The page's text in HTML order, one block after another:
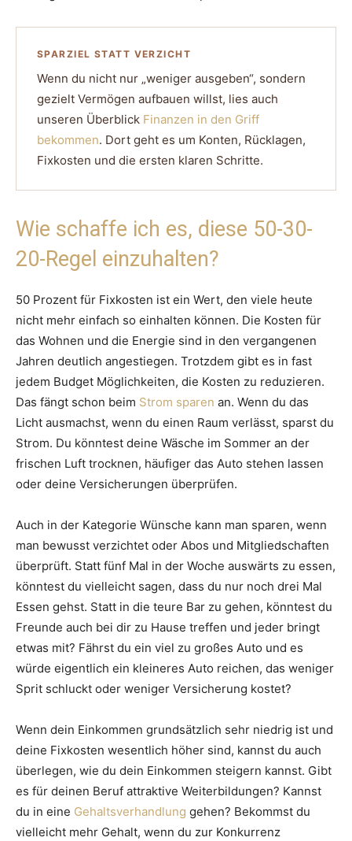
SPARZIEL STATT VERZICHT
Wenn du nicht nur „weniger ausgeben“, sondern
gezielt Vermögen aufbauen willst, lies auch
unseren Überblick Finanzen in den Griff
bekommen. Dort geht es um Konten, Rücklagen,
Fixkosten und die ersten klaren Schritte.
Wie schaffe ich es, diese 50-30-
20-Regel einzuhalten?
50 Prozent für Fixkosten ist ein Wert, den viele heute
nicht mehr einfach so einhalten können. Die Kosten für
das Wohnen und die Energie sind in den vergangenen
Jahren deutlich angestiegen. Trotzdem gibt es in fast
jedem Budget Möglichkeiten, die Kosten zu reduzieren.
Das fängt schon beim Strom sparen an. Wenn du das
Licht ausmachst, wenn du einen Raum verlässt, sparst du
Strom. Du könntest deine Wäsche im Sommer an der
frischen Luft trocknen, häufiger das Auto stehen lassen
oder deine Versicherungen überprüfen.
Auch in der Kategorie Wünsche kann man sparen, wenn
man bewusst verzichtet oder Abos und Mitgliedschaften
überprüft. Statt fünf Mal in der Woche auswärts zu essen,
könntest du vielleicht sagen, dass du nur noch drei Mal
Essen gehst. Statt in die teure Bar zu gehen, könntest du
Freunde auch bei dir zu Hause treffen und jeder bringt
etwas mit? Fährst du ein viel zu großes Auto und es
würde eigentlich ein kleineres Auto reichen, das weniger
Sprit schluckt oder weniger Versicherung kostet?
Wenn dein Einkommen grundsätzlich sehr niedrig ist und
deine Fixkosten wesentlich höher sind, kannst du auch
überlegen, wie du dein Einkommen steigern kannst. Gibt
es für deinen Beruf attraktive Weiterbildungen? Kannst
du in eine Gehaltsverhandlung gehen? Bekommst du
vielleicht mehr Gehalt, wenn du zur Konkurrenz